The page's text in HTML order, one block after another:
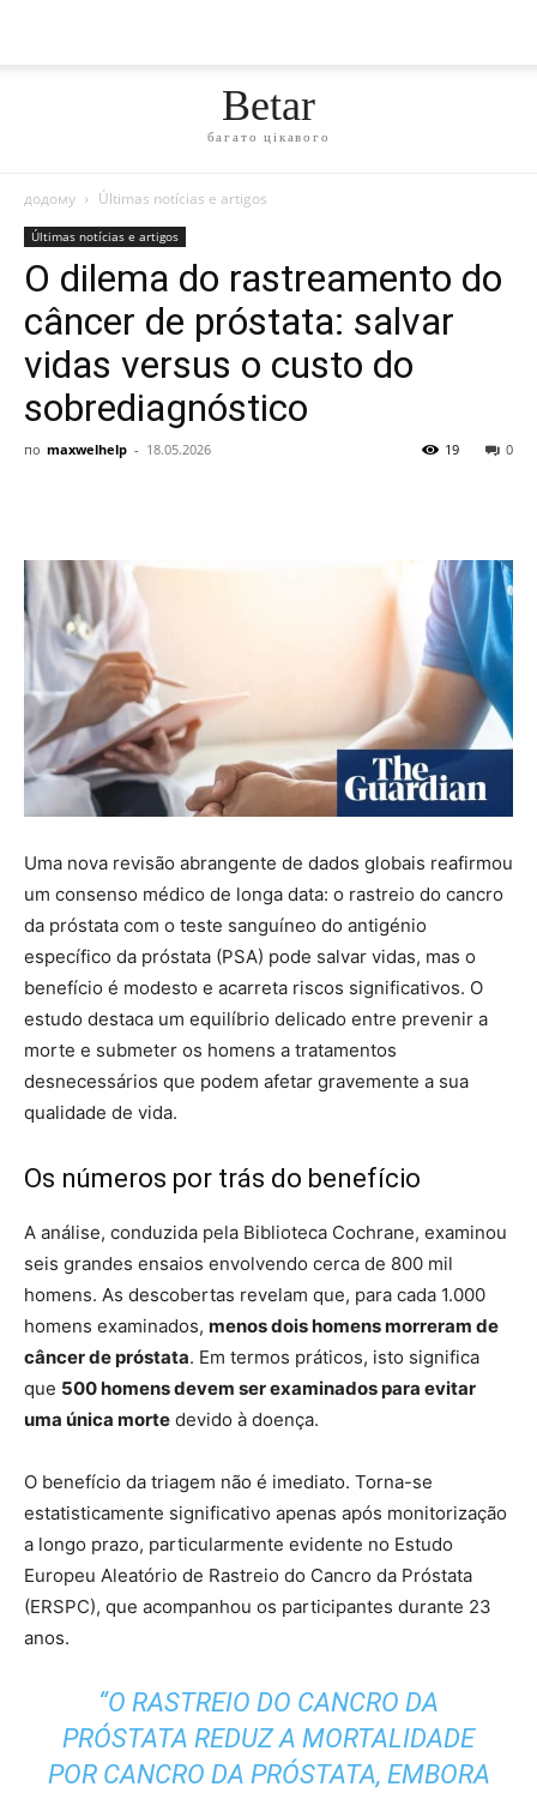
Betar
багато цікавого
додому Últimas notícias e artigos
Últimas notícias e artigos
O dilema do rastreamento do
câncer de próstata: salvar
vidas versus o custo do
sobrediagnóstico
по maxwelhelp - 18.05.2026 0
19
Uma nova revisão abrangente de dados globais reafirmou
um consenso médico de longa data: o rastreio do cancro
da próstata com o teste sanguíneo do antigénio
específico da próstata (PSA) pode salvar vidas, mas o
benefício é modesto e acarreta riscos significativos. O
estudo destaca um equilíbrio delicado entre prevenir a
morte e submeter os homens a tratamentos
desnecessários que podem afetar gravemente a sua
qualidade de vida.
Os números por trás do benefício
A análise, conduzida pela Biblioteca Cochrane, examinou
seis grandes ensaios envolvendo cerca de 800 mil
homens. As descobertas revelam que, para cada 1.000
homens examinados, menos dois homens morreram de
câncer de próstata. Em termos práticos, isto significa
que 500 homens devem ser examinados para evitar
uma única morte devido à doença.
O benefício da triagem não é imediato. Torna-se
estatisticamente significativo apenas após monitorização
a longo prazo, particularmente evidente no Estudo
Europeu Aleatório de Rastreio do Cancro da Próstata
(ERSPC), que acompanhou os participantes durante 23
anos.
“O RASTREIO DO CANCRO DA
PRÓSTATA REDUZ A MORTALIDADE
POR CANCRO DA PRÓSTATA, EMBORA